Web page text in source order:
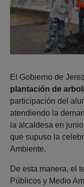
El Gobierno de
plantación de
participación del
atendiendo la
la alcaldesa en
que supuso la
Ambiente.
De esta manera, el
Públicos y Medio